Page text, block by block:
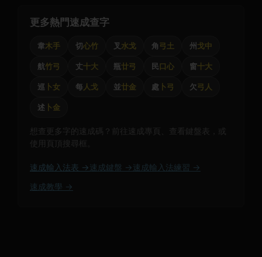
更多熱門速成查字
韋木手 切心竹 叉 水戈 角弓土 州 戈中
航竹弓 丈十大 瓶廿弓 民口心 窗十大
巡 卜女 每人戈 並廿金 處 卜弓 欠弓人
述 卜金
想查更多字的速成碼？前往速成專頁、查看鍵盤表，或
使用頁頂搜尋框。
速成輸入法表 → 速成鍵盤 → 速成輸入法練習 →
速成教學 →